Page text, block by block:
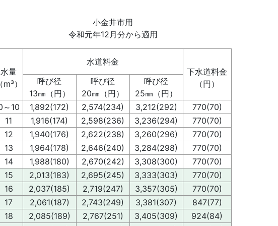
小金井市用
令和元年12月分から適用
水量
（m³）
水道料金
下水道料金
（円）
呼び径
13㎜（円）
呼び径
20㎜（円）
呼び径
25㎜（円）
～10
1,892(172) 2,574(234) 3,212(292)
770(70)
11
1,916(174) 2,598(236) 3,236(294)
770(70)
12
1,940(176) 2,622(238) 3,260(296)
770(70)
13
1,964(178) 2,646(240) 3,284(298)
770(70)
14
1,988(180) 2,670(242) 3,308(300)
770(70)
15
2,013(183) 2,695(245) 3,333(303)
770(70)
16
2,037(185) 2,719(247) 3,357(305)
770(70)
17
2,061(187) 2,743(249) 3,381(307)
847(77)
18
2,085(189) 2,767(251) 3,405(309)
924(84)